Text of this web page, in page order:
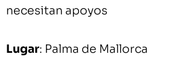
necesitan apoyos
Lugar: Palma de Mallorca